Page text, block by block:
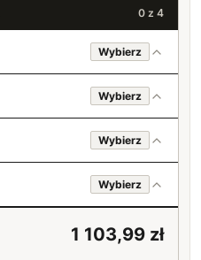
0 z 4
Wybierz
+150 zł
Wybierz
Wybierz
Wybierz
1 103,99 zł